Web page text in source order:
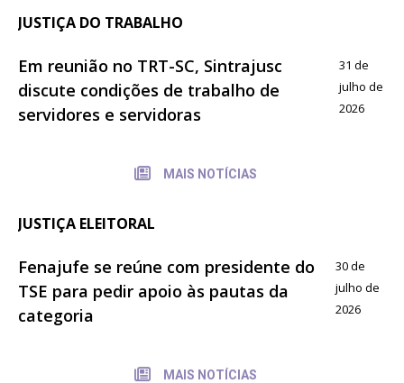
JUSTIÇA DO TRABALHO
Em reunião no TRT-SC, Sintrajusc
discute condições de trabalho de
servidores e servidoras
31 de
julho de
2026
MAIS NOTÍCIAS
JUSTIÇA ELEITORAL
Fenajufe se reúne com presidente do
TSE para pedir apoio às pautas da
categoria
30 de
julho de
2026
MAIS NOTÍCIAS